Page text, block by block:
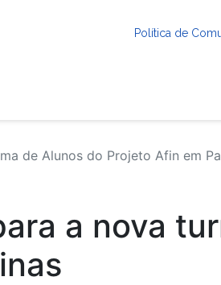
Política de
de Alunos do Projeto Afin em
a nova